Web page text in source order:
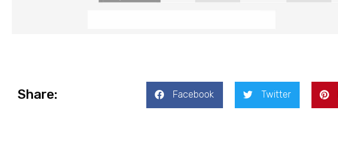
Share: Facebook Twitter